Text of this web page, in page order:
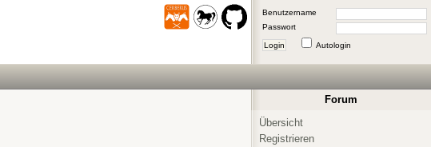
Benutzername
Passwort
Login Autologin
Forum
Übersicht
Registrieren